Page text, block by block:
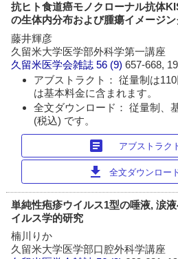
抗ヒト食道癌モノクローナル抗体
の生体内分布および腫瘍イメージ
藤井輝彦
久留米大学医学部外科学第一講座
久留米医学会雑誌 56 (9)657-668,
アブストラクト： 従量制は
は基本料金に含まれます。
全文ダウンロード： 従量制、
(税込) です。
article アブストラク
download 全文ダウンロー
単純性疱疹ウイルス1型の唾液, 涙
イルス学的研究
楠川りか
久留米大学医学部口腔外科学講座